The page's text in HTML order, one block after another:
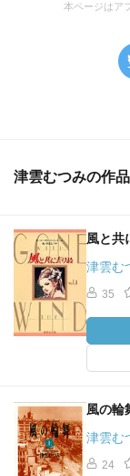
本ページはア
津雲むつみの作品
風と共
津雲む
35
風の輪
津雲む
24